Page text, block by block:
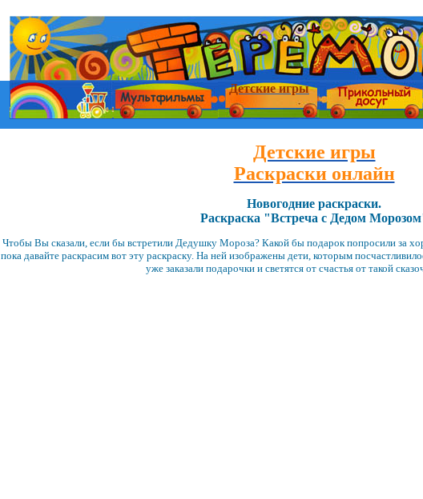
Детские игры
Детские игры
Раскраски онлайн
Новогодние раскраски.
Раскраска "Встреча с Дедом
Чтобы Вы сказали, если бы встретили Дедушку Мороза? Какой бы подарок попросили за
пока давайте раскрасим вот эту раскраску. На ней изображены дети, которым
уже заказали подарочки и светятся от счастья от такой